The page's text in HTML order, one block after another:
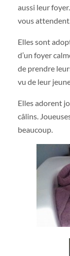
aussi leur
vous
Elles sont
d’un foyer
de prendre
vu de leur
Elles adorent
câlins.
beaucoup.